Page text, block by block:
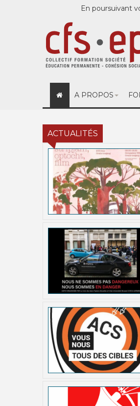
En poursuivant
A PROPOS
ACTUALITÉS